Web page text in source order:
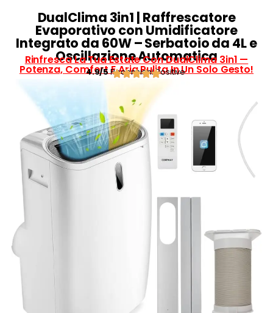
DualClima 3in1 | Raffrescatore
Evaporativo con Umidificatore
Integrato da 60W – Serbatoio da 4L e
Oscillazione Automatica
Rinfresca La Tua Estate Con DualClima 3in1 —
Potenza, Comfort E Aria Pulita In Un Solo Gesto!
4.9/5Recensioni Positive